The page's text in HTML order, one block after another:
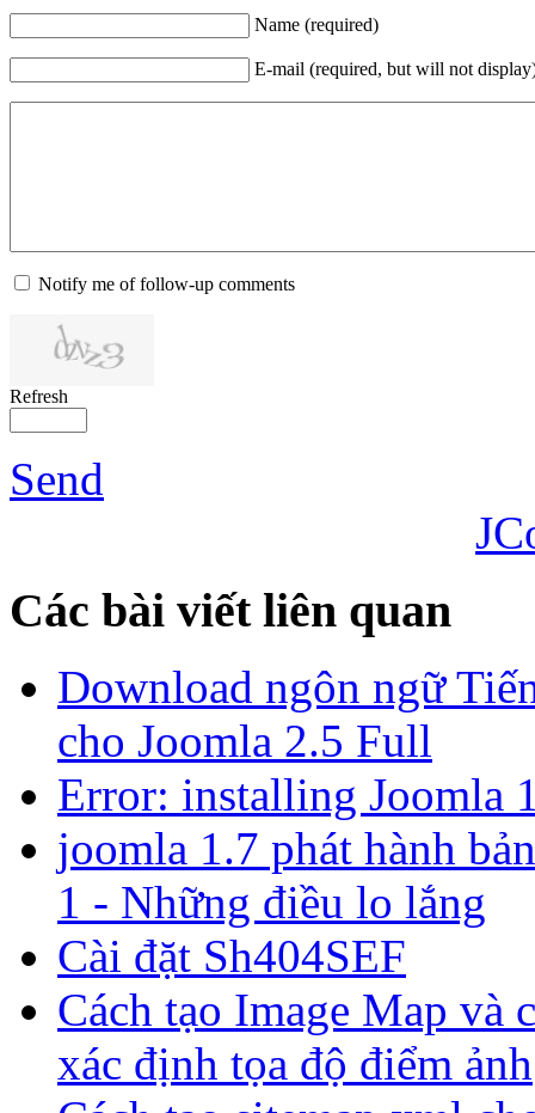
Name (required)
E-mail (required, but will not
Notify me of follow-up comments
Refresh
Send
Các bài viết liên quan
Download ngôn ngữ
cho Joomla 2.5 Full
Error: installing Joomla
joomla 1.7 phát hành
1 - Những điều lo lắng
Cài đặt Sh404SEF
Cách tạo Image Map và
xác định tọa độ điểm ảnh